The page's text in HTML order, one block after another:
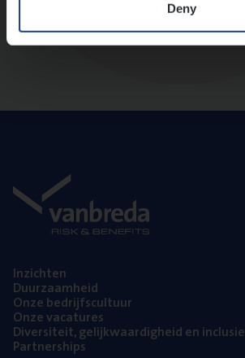
Deny
Inzich­ten
Duur­zaam­heid
Onze bedrijfs­cul­tuur
Onze vaca­tu­res
Diver­si­teit, gelijk­waar­dig­heid en inclusie
Part­ner­ships